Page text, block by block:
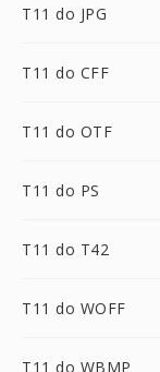
T11 do JPG
T11 do CFF
T11 do OTF
T11 do PS
T11 do T42
T11 do WOFF
T11 do WBMP